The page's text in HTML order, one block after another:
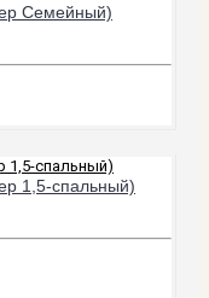
Семейный)
1,5-спальный)